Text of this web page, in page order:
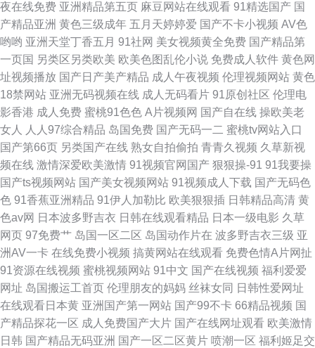
夜在线免费 亚洲精品第五页 麻豆网站在线观看 91精选国产 国
产精品亚洲 黄色三级成年 五月天婷婷爱 国产不卡小视频 AV色
哟哟 亚洲天堂丁香五月 91社网 美女视频黄全免费 国产精品第
一页国 另类区另类欧美 欧美色图乱伦小说 免费成人软件 黄色网
址视频播放 国产日产美产精品 成人午夜视频 伦理视频网站 黄色
18禁网站 亚洲无码视频在线 成人无码看片 91原创社区 伦理电
影香港 成人免费 蜜桃91色色 A片视频网 国产自在线 操欧美老
女人
人人97综合精品 岛国免费 国产无码一二 蜜桃tv网站入口
国产第66页 另类国产在线 熟女自拍偷拍 青青久视频 久草新视
频在线 激情深爱欧美激情 91视频官网国产 狠狠操-91 91我要操
国产ts视频网站 国产美女视频网站 91视频成人下载 国产无码色
色 91香蕉亚洲精品 91伊人加勒比 欧美狠狠插 日韩精品高清 黄
色av网 日本波多野吉衣 日韩在线观看精品 日本一级电影 久草
网页 97免费艹 岛国一区二区 岛国动作片在 波多野吉衣三级 亚
洲AV一卡 在线免费小视频 搞黄网站在线观看 免费色情A片网扯
91资源在线视频 蜜桃视频网站 91中文 国产在线视频 福利爱爱
网址 岛国搬运工首页 伦理朋友的妈妈 丝袜女同 日韩性爱网址
在线观看日本黄 亚洲国产第一网站 国产99不卡 66精品视频 国
产精品探花一区 成人免费国产大片 国产在线网址观看 欧美激情
日韩 国产精品无码亚洲 国产一区二区黄片 喷潮一区 福利姬足交